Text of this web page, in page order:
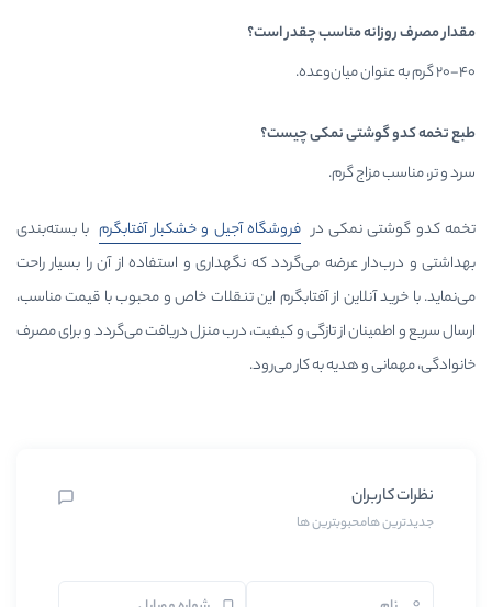
چقدر است؟
چیست؟
درفروشگاه آجیل و خشکبار آفتابگرم با بسته‌بندی
می‌گردد که نگهداری و استفاده از آن را بسیار راحت
از آفتابگرم این تنقلات خاص و محبوب با قیمت مناسب،
تازگی و کیفیت، درب منزل دریافت می‌گردد و برای مصرف
به کار می‌رود.